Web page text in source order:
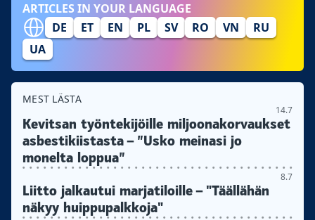
ARTICLES IN YOUR LANGUAGE
DE
ET EN PL SV RO VN
RU
UA
MEST LÄSTA
14.7
Kevitsan työntekijöille miljoonakorvaukset
asbestikiistasta – ”Usko meinasi jo
monelta loppua”
8.7
Liitto jalkautui marjatiloille – "Täällähän
näkyy huippupalkkoja"